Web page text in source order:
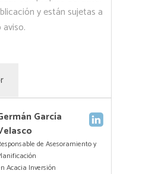
y están sujetas a
García
de Asesoramiento y
Acacia Inversión